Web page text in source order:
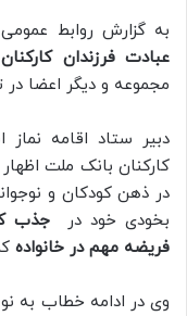
به گزارش روابط
عبادت فرزندان
مجموعه و دیگر اعضا در
دبیر ستاد اقامه
کارکنان بانک ملت
در ذهن کودکان و
بخودی خود در
جذب
فریضه مهم در خانواده
وی در ادامه خطاب به نو